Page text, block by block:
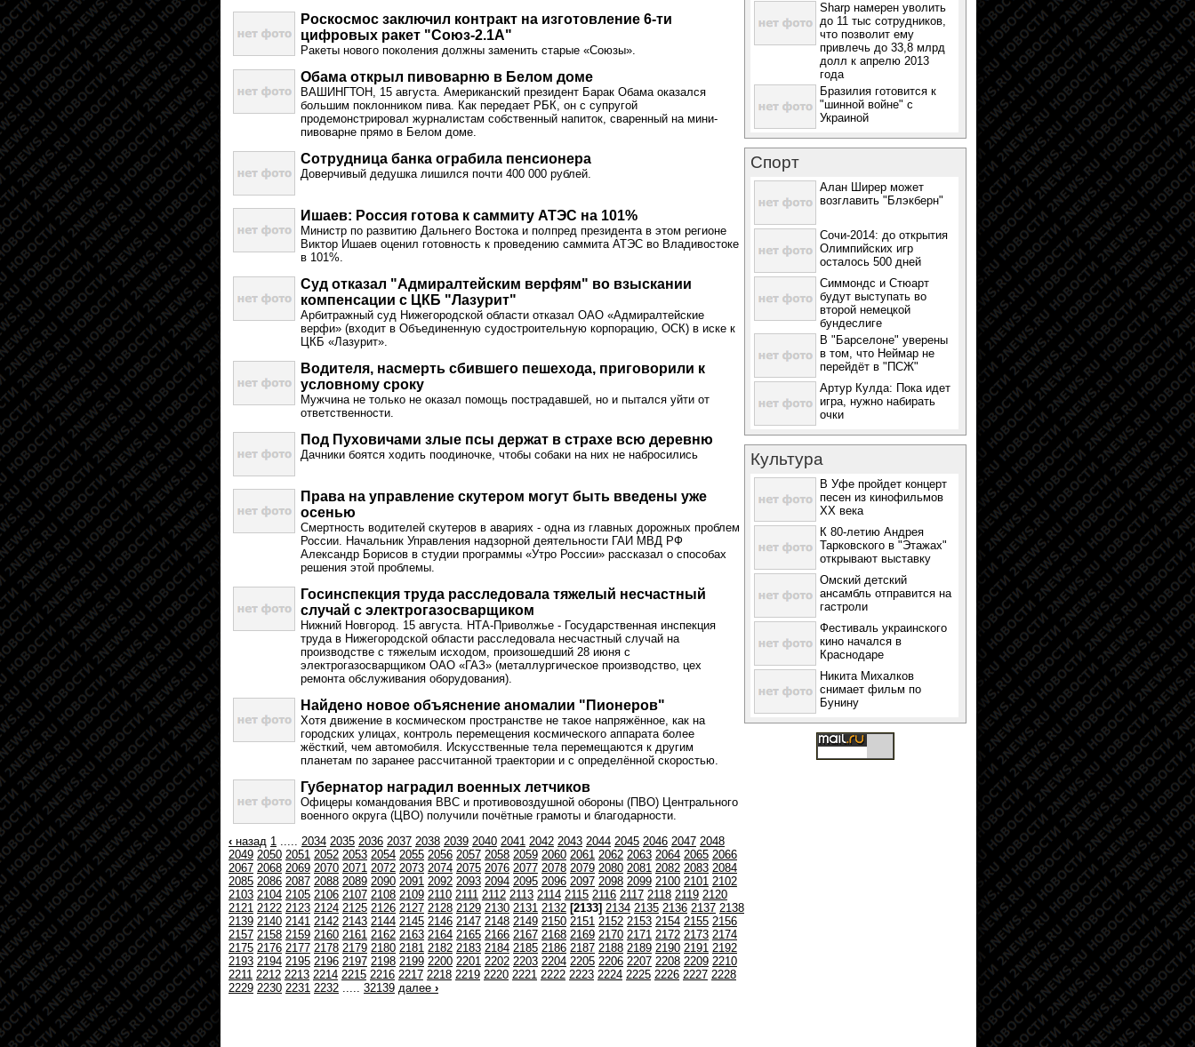
Роскосмос заключил контракт на изготовление 6-ти
цифровых ракет "Союз-2.1А"
Ракеты нового поколения должны заменить старые «Союзы».
Обама открыл пивоварню в Белом доме
ВАШИНГТОН, 15 августа. Американский президент Барак Обама оказался
большим поклонником пива. Как передает РБК, он с супругой
продемонстрировал журналистам собственный напиток, сваренный на мини-
пивоварне прямо в Белом доме.
Сотрудница банка ограбила пенсионера
Доверчивый дедушка лишился почти 400 000 рублей.
Ишаев: Россия готова к саммиту АТЭС на 101%
Министр по развитию Дальнего Востока и полпред президента в этом регионе
Виктор Ишаев оценил готовность к проведению саммита АТЭС во Владивостоке
в 101%.
Суд отказал "Адмиралтейским верфям" во взыскании
компенсации с ЦКБ "Лазурит"
Арбитражный суд Нижегородской области отказал ОАО «Адмиралтейские
верфи» (входит в Объединенную судостроительную корпорацию, ОСК) в иске к
ЦКБ «Лазурит».
Водителя, насмерть сбившего пешехода, приговорили к
условному сроку
Мужчина не только не оказал помощь пострадавшей, но и пытался уйти от
ответственности.
Под Пуховичами злые псы держат в страхе всю деревню
Дачники боятся ходить поодиночке, чтобы собаки на них не набросились
Права на управление скутером могут быть введены уже
осенью
Смертность водителей скутеров в авариях - одна из главных дорожных проблем
России. Начальник Управления надзорной деятельности ГАИ МВД РФ
Александр Борисов в студии программы «Утро России» рассказал о способах
решения этой проблемы.
Госинспекция труда расследовала тяжелый несчастный
случай с электрогазосварщиком
Нижний Новгород. 15 августа. НТА-Приволжье - Государственная инспекция
труда в Нижегородской области расследовала несчастный случай на
производстве с тяжелым исходом, произошедший 28 июня с
электрогазосварщиком ОАО «ГАЗ» (металлургическое производство, цех
ремонта обслуживания оборудования).
Найдено новое объяснение аномалии "Пионеров"
Хотя движение в космическом пространстве не такое напряжённое, как на
городских улицах, контроль перемещения космического аппарата более
жёсткий, чем автомобиля. Искусственные тела перемещаются к другим
планетам по заранее рассчитанной траектории и с определённой скоростью.
Губернатор наградил военных летчиков
Офицеры командования ВВС и противовоздушной обороны (ПВО) Центрального
военного округа (ЦВО) получили почётные грамоты и благодарности.
‹ назад 1 ..... 2034 2035 2036 2037 2038 2039 2040 2041 2042 2043 2044 2045 2046 2047 2048
2049 2050 2051 2052 2053 2054 2055 2056 2057 2058 2059 2060 2061 2062 2063 2064 2065 2066
2067 2068 2069 2070 2071 2072 2073 2074 2075 2076 2077 2078 2079 2080 2081 2082 2083 2084
2085 2086 2087 2088 2089 2090 2091 2092 2093 2094 2095 2096 2097 2098 2099 2100 2101 2102
2103 2104 2105 2106 2107 2108 2109 2110 2111 2112 2113 2114 2115 2116 2117 2118 2119 2120
2121 2122 2123 2124 2125 2126 2127 2128 2129 2130 2131 2132 [2133] 2134 2135 2136 2137 2138
2139 2140 2141 2142 2143 2144 2145 2146 2147 2148 2149 2150 2151 2152 2153 2154 2155 2156
2157 2158 2159 2160 2161 2162 2163 2164 2165 2166 2167 2168 2169 2170 2171 2172 2173 2174
2175 2176 2177 2178 2179 2180 2181 2182 2183 2184 2185 2186 2187 2188 2189 2190 2191 2192
2193 2194 2195 2196 2197 2198 2199 2200 2201 2202 2203 2204 2205 2206 2207 2208 2209 2210
2211 2212 2213 2214 2215 2216 2217 2218 2219 2220 2221 2222 2223 2224 2225 2226 2227 2228
2229 2230 2231 2232 ..... 32139 далее ›
Sharp намерен уволить
до 11 тыс сотрудников,
что позволит ему
привлечь до 33,8 млрд
долл к апрелю 2013
года
Бразилия готовится к
"шинной войне" с
Украиной
Спорт
Алан Ширер может
возглавить "Блэкберн"
Сочи-2014: до открытия
Олимпийских игр
осталось 500 дней
Симмондс и Стюарт
будут выступать во
второй немецкой
бундеслиге
В "Барселоне" уверены
в том, что Неймар не
перейдёт в "ПСЖ"
Артур Кулда: Пока идет
игра, нужно набирать
очки
Культура
В Уфе пройдет концерт
песен из кинофильмов
ХХ века
К 80-летию Андрея
Тарковского в "Этажах"
открывают выставку
Омский детский
ансамбль отправится на
гастроли
Фестиваль украинского
кино начался в
Краснодаре
Никита Михалков
снимает фильм по
Бунину